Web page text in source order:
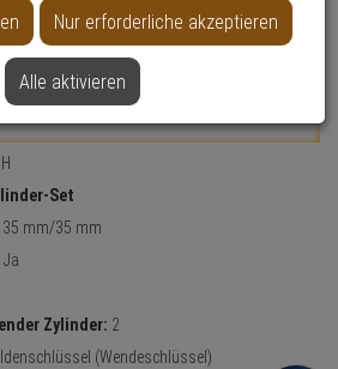
Set
35 mm/35 mm
Ja
Zylinder: 2
(Wendeschlüssel)
Nur erforderliche akzeptieren
Alle aktivieren